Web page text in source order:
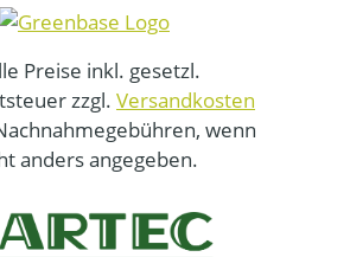
Preise inkl. gesetzl.
zzgl. Versandkosten
wenn
anders angegeben.